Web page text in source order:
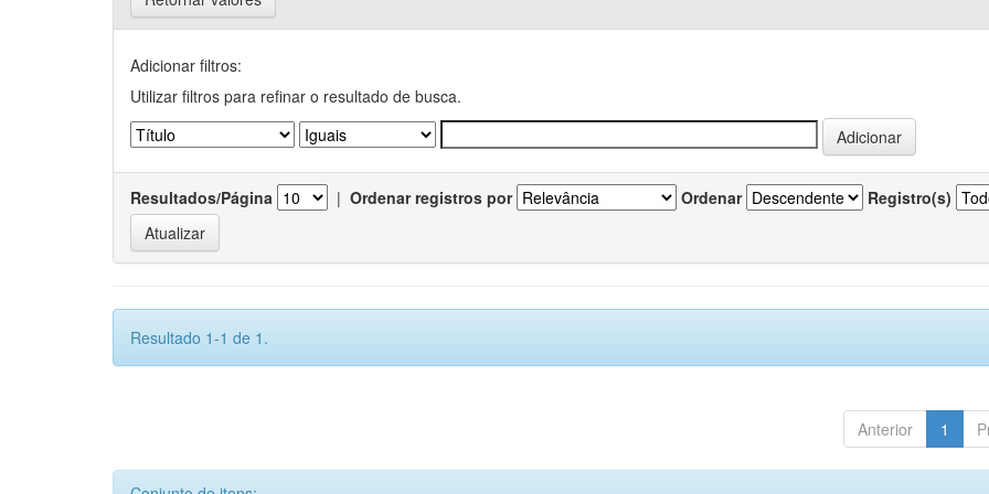
Adicionar filtros:
Utilizar filtros para refinar o resultado de busca.
Resultados/Página | Ordenar registros por Ordenar Registro(s)
Resultado 1-1 de 1.
Anterior 1